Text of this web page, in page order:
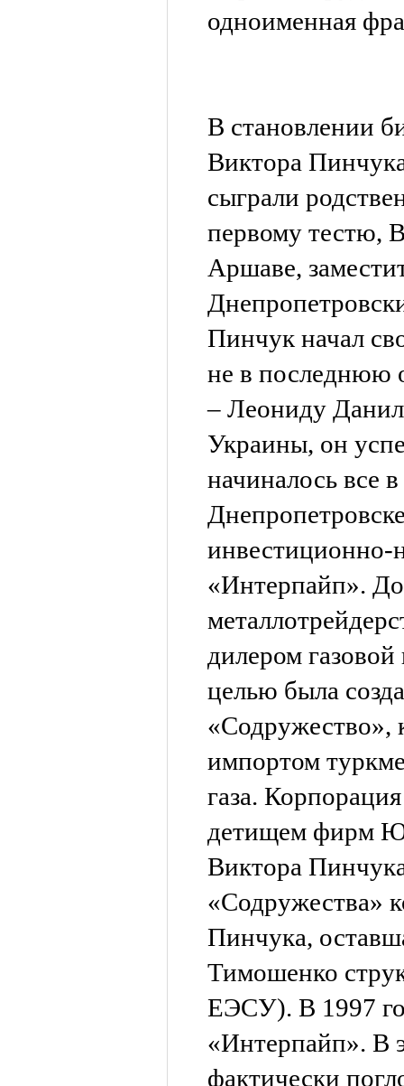
одноименная
В становлении
Виктора
сыграли
первому тестю,
Аршаве,
Пинчук начал
не в последнюю
– Леониду
Украины, он
начиналось все
инвестиционно-
«Интерпайп». До
дилером
целью была
«Содружество»,
импортом
газа.
детищем фирм
Виктора
«Содружества»
Пинчука,
Тимошенко
ЕЭСУ). В 1997
«Интерпайп». В
фактически